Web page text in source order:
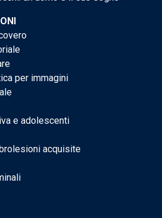
per immagini
e adolescenti
acquisite